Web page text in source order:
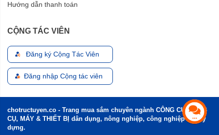
Hướng dẫn thanh toán
CỘNG TÁC VIÊN
Đăng ký Cộng Tác Viên
Đăng nhập Cộng tác viên
chotructuyen.co - Trang mua sắm chuyên ngành CÔNG CỤ, DỤNG
CỤ, MÁY & THIẾT BỊ dân dụng, nông nghiệp, công nghiệp và xây
dựng.